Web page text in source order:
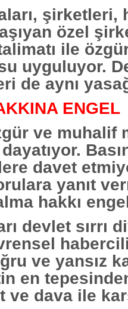
şirketleri,
özel
ile
uyguluyor.
de aynı
ENGEL
ve muhalif
davet
yanıt
hakkı
sırrı
ve yansız
en
ve dava ile